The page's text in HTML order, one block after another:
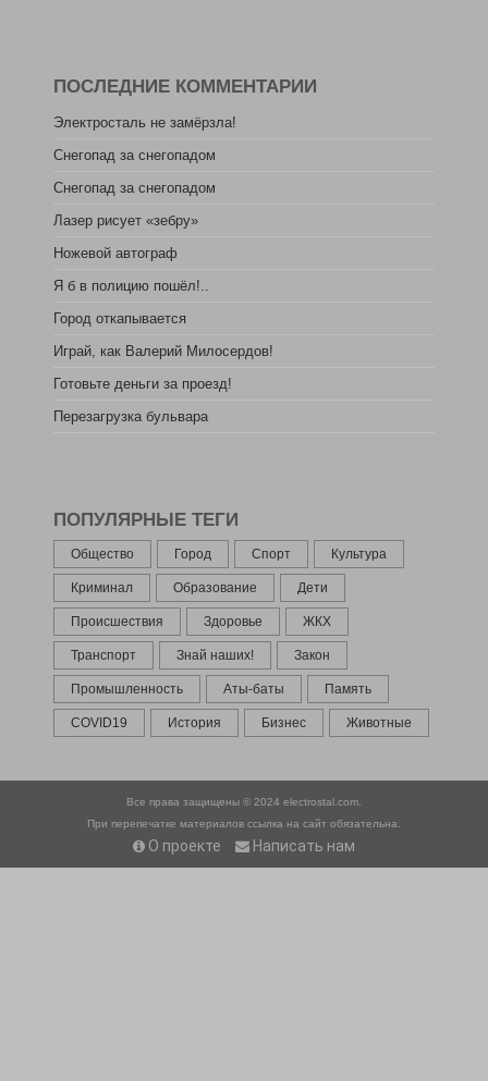
ПОСЛЕДНИЕ КОММЕНТАРИИ
Электросталь не замёрзла!
Снегопад за снегопадом
Снегопад за снегопадом
Лазер рисует «зебру»
Ножевой автограф
Я б в полицию пошёл!..
Город откапывается
Играй, как Валерий Милосердов!
Готовьте деньги за проезд!
Перезагрузка бульвара
ПОПУЛЯРНЫЕ ТЕГИ
Общество Город Спорт Культура
Криминал Образование Дети
Происшествия Здоровье ЖКХ
Транспорт Знай наших! Закон
Промышленность Аты-баты Память
COVID19 История Бизнес Животные
Все права защищены © 2024 electrostal.com.
При перепечатке материалов ссылка на сайт обязательна.
О проекте Написать нам